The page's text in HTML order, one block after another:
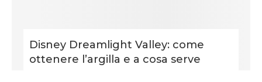
Disney Dreamlight Valley: come
ottenere l’argilla e a cosa serve